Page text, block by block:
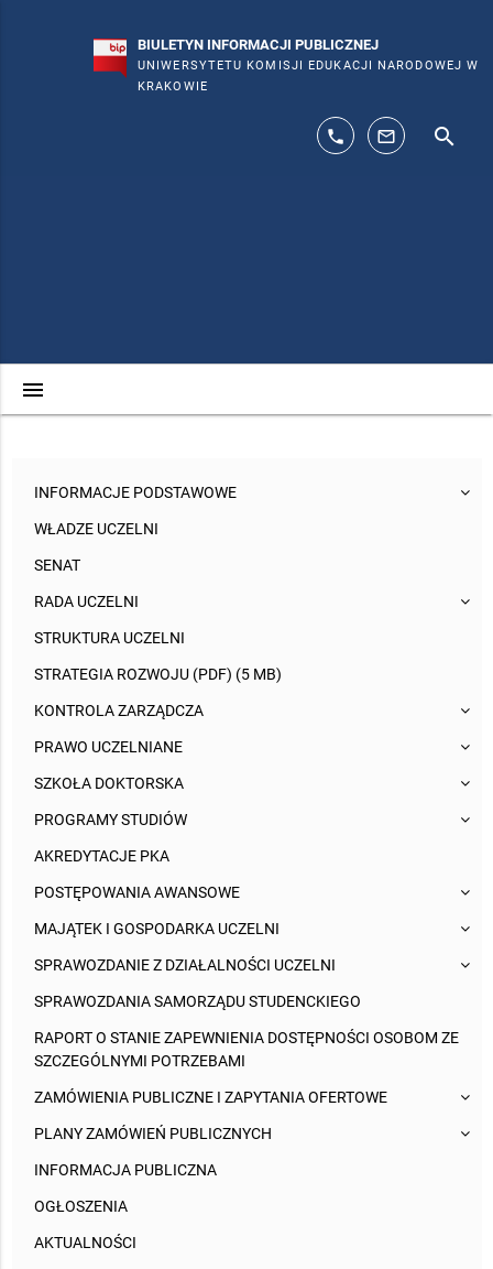
BIULETYN INFORMACJI PUBLICZNEJ
UNIWERSYTETU KOMISJI EDUKACJI NARODOWEJ W
KRAKOWIE
phone mail_outline search
menu
INFORMACJE PODSTAWOWE
WŁADZE UCZELNI
SENAT
RADA UCZELNI
STRUKTURA UCZELNI
STRATEGIA ROZWOJU (PDF) (5 MB)
KONTROLA ZARZĄDCZA
PRAWO UCZELNIANE
SZKOŁA DOKTORSKA
PROGRAMY STUDIÓW
AKREDYTACJE PKA
POSTĘPOWANIA AWANSOWE
MAJĄTEK I GOSPODARKA UCZELNI
SPRAWOZDANIE Z DZIAŁALNOŚCI UCZELNI
SPRAWOZDANIA SAMORZĄDU STUDENCKIEGO
RAPORT O STANIE ZAPEWNIENIA DOSTĘPNOŚCI OSOBOM ZE
SZCZEGÓLNYMI POTRZEBAMI
ZAMÓWIENIA PUBLICZNE I ZAPYTANIA OFERTOWE
PLANY ZAMÓWIEŃ PUBLICZNYCH
INFORMACJA PUBLICZNA
OGŁOSZENIA
AKTUALNOŚCI